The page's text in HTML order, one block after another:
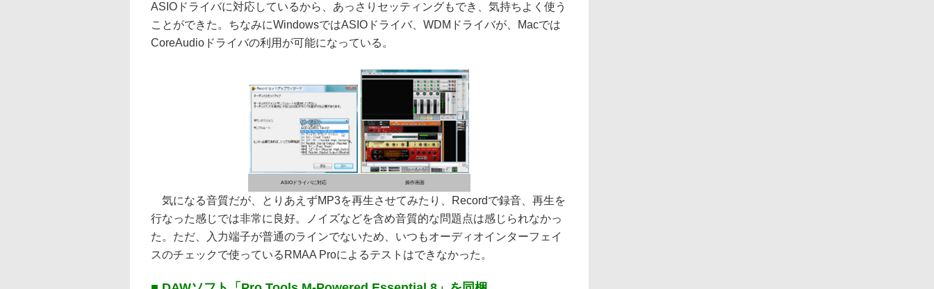
ASIOドライバに対応しているから、あっさりセッティングもでき、気持ちよく使う
ことができた。ちなみにWindowsではASIOドライバ、WDMドライバが、Macでは
CoreAudioドライバの利用が可能になっている。
ASIOドライバに対応 操作画面
気になる音質だが、とりあえずMP3を再生させてみたり、Recordで録音、再生を
行なった感じでは非常に良好。ノイズなどを含め音質的な問題点は感じられなかっ
た。ただ、入力端子が普通のラインでないため、いつもオーディオインターフェイ
スのチェックで使っているRMAA Proによるテストはできなかった。